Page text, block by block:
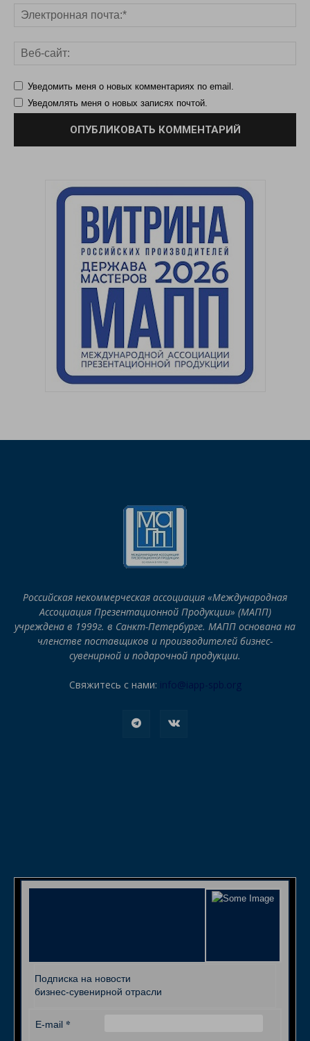
Уведомить меня о новых комментариях по email.
Уведомлять меня о новых записях почтой.
Российская некоммерческая ассоциация «Международная
Ассоциация Презентационной Продукции» (МАПП)
учреждена в 1999г. в Санкт-Петербурге. МАПП основана на
членстве поставщиков и производителей бизнес-
сувенирной и подарочной продукции.
Свяжитесь с нами: info@iapp-spb.org
Подписка на новости
бизнес-сувенирной отрасли
E-mail *